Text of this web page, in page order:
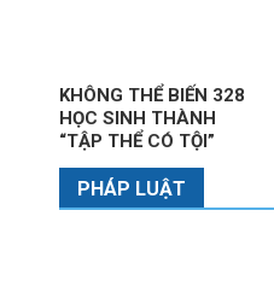
KHÔNG THỂ BIẾN 328
HỌC SINH THÀNH
“TẬP THỂ CÓ TỘI”
PHÁP LUẬT